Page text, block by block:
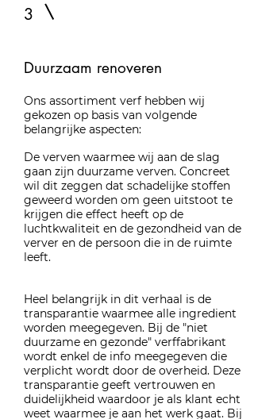
3
Duurzaam renoveren
Ons assortiment verf hebben wij
gekozen op basis van volgende
belangrijke aspecten:
De verven waarmee wij aan de slag
gaan zijn duurzame verven. Concreet
wil dit zeggen dat schadelijke stoffen
geweerd worden om geen uitstoot te
krijgen die effect heeft op de
luchtkwaliteit en de gezondheid van de
verver en de persoon die in de ruimte
leeft.
Heel belangrijk in dit verhaal is de
transparantie waarmee alle ingredient
worden meegegeven. Bij de "niet
duurzame en gezonde" verffabrikant
wordt enkel de info meegegeven die
verplicht wordt door de overheid. Deze
transparantie geeft vertrouwen en
duidelijkheid waardoor je als klant echt
weet waarmee je aan het werk gaat. Bij